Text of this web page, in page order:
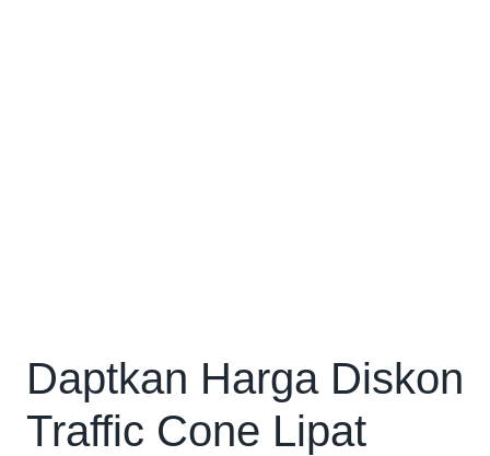
Daptkan Harga Diskon
Traffic Cone Lipat